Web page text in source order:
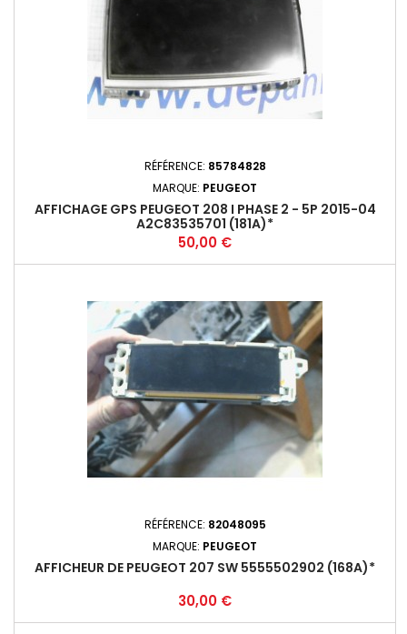
RÉFÉRENCE: 85784828
MARQUE: PEUGEOT
AFFICHAGE GPS PEUGEOT 208 I PHASE 2 - 5P 2015-04
A2C83535701 (181A)*
Prix
50,00 €
RÉFÉRENCE: 82048095
MARQUE: PEUGEOT
AFFICHEUR DE PEUGEOT 207 SW 5555502902 (168A)*
Prix
30,00 €